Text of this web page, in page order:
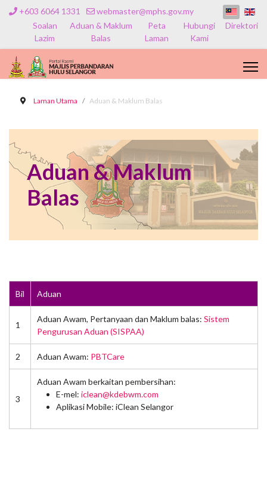
+603 6064 1331
webmaster@mphs.gov.my
Soalan
Lazim
Aduan & Maklum
Balas
Peta
Laman
Hubungi
Kami
Direktori
Laman Utama Aduan & Maklum Balas
Aduan & Maklum
Balas
Bil Aduan
1
Aduan Awam, Pertanyaan dan Maklum balas: Sistem
Pengurusan Aduan (SISPAA)
2 Aduan Awam: PBTCare
3
Aduan Awam berkaitan pembersihan:
E-mel: iclean@kdebwm.com
Aplikasi Mobile: iClean Selangor